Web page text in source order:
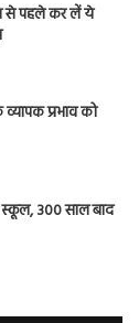
से पहले कर लें ये
व्यापक प्रभाव को
300 साल बाद